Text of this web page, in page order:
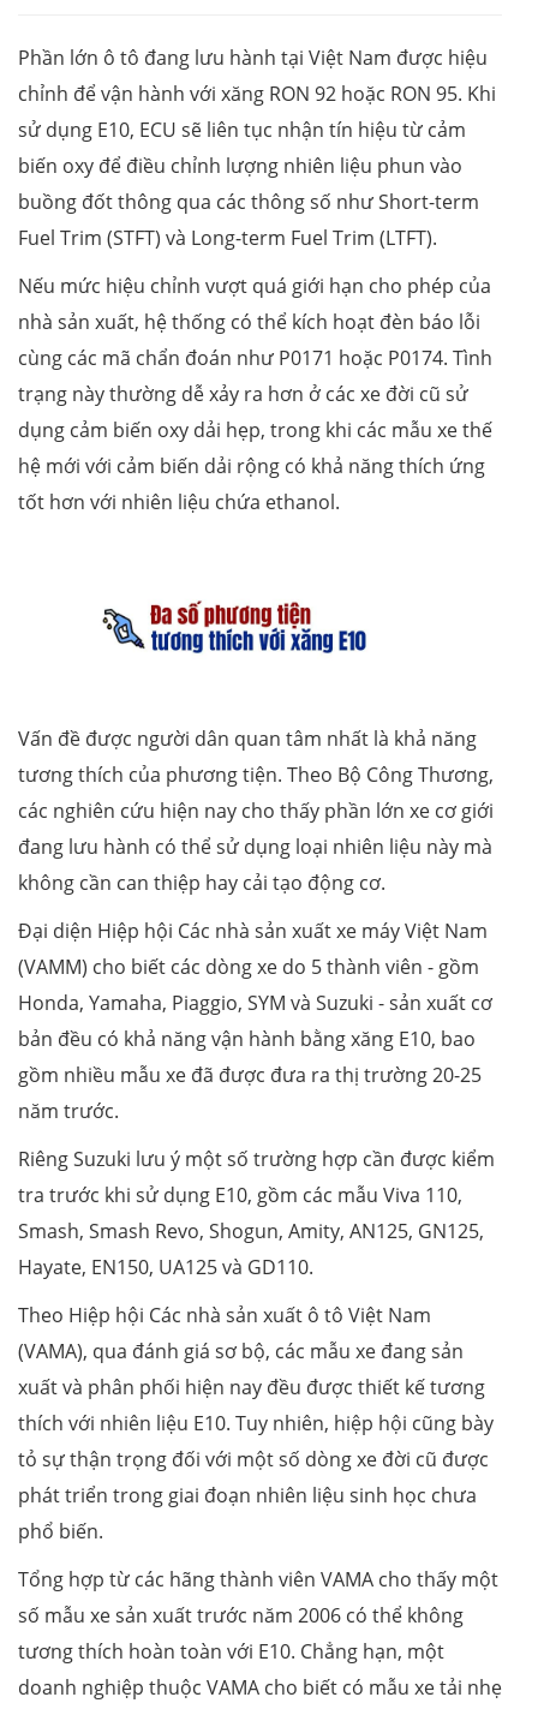
Phần lớn ô tô đang lưu hành tại Việt Nam được hiệu
chỉnh để vận hành với xăng RON 92 hoặc RON 95. Khi
sử dụng E10, ECU sẽ liên tục nhận tín hiệu từ cảm
biến oxy để điều chỉnh lượng nhiên liệu phun vào
buồng đốt thông qua các thông số như Short-term
Fuel Trim (STFT) và Long-term Fuel Trim (LTFT).
Nếu mức hiệu chỉnh vượt quá giới hạn cho phép của
nhà sản xuất, hệ thống có thể kích hoạt đèn báo lỗi
cùng các mã chẩn đoán như P0171 hoặc P0174. Tình
trạng này thường dễ xảy ra hơn ở các xe đời cũ sử
dụng cảm biến oxy dải hẹp, trong khi các mẫu xe thế
hệ mới với cảm biến dải rộng có khả năng thích ứng
tốt hơn với nhiên liệu chứa ethanol.
Vấn đề được người dân quan tâm nhất là khả năng
tương thích của phương tiện. Theo Bộ Công Thương,
các nghiên cứu hiện nay cho thấy phần lớn xe cơ giới
đang lưu hành có thể sử dụng loại nhiên liệu này mà
không cần can thiệp hay cải tạo động cơ.
Đại diện Hiệp hội Các nhà sản xuất xe máy Việt Nam
(VAMM) cho biết các dòng xe do 5 thành viên - gồm
Honda, Yamaha, Piaggio, SYM và Suzuki - sản xuất cơ
bản đều có khả năng vận hành bằng xăng E10, bao
gồm nhiều mẫu xe đã được đưa ra thị trường 20-25
năm trước.
Riêng Suzuki lưu ý một số trường hợp cần được kiểm
tra trước khi sử dụng E10, gồm các mẫu Viva 110,
Smash, Smash Revo, Shogun, Amity, AN125, GN125,
Hayate, EN150, UA125 và GD110.
Theo Hiệp hội Các nhà sản xuất ô tô Việt Nam
(VAMA), qua đánh giá sơ bộ, các mẫu xe đang sản
xuất và phân phối hiện nay đều được thiết kế tương
thích với nhiên liệu E10. Tuy nhiên, hiệp hội cũng bày
tỏ sự thận trọng đối với một số dòng xe đời cũ được
phát triển trong giai đoạn nhiên liệu sinh học chưa
phổ biến.
Tổng hợp từ các hãng thành viên VAMA cho thấy một
số mẫu xe sản xuất trước năm 2006 có thể không
tương thích hoàn toàn với E10. Chẳng hạn, một
doanh nghiệp thuộc VAMA cho biết có mẫu xe tải nhẹ